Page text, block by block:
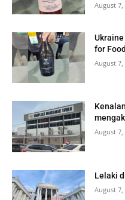
August 7,
for
August 7,
August 7,
Lelaki
August 7,